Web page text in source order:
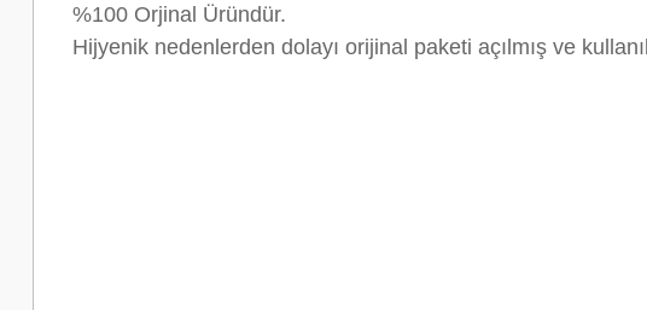
%100 Orjinal Üründür.
Hijyenik nedenlerden dolayı orijinal paketi açılmış ve